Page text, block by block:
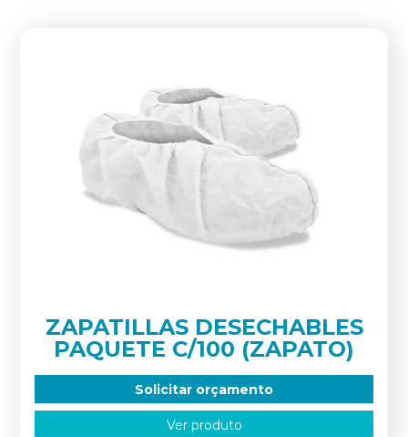
ZAPATILLAS DESECHABLES
PAQUETE C/100 (ZAPATO)
Solicitar orçamento
Ver produto